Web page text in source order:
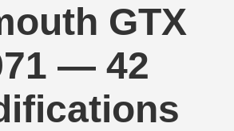
GTX
— 42